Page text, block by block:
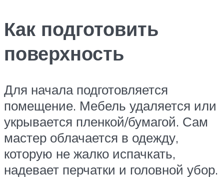
Как подготовить
поверхность
Для начала подготовляется
помещение. Мебель удаляется или
укрывается пленкой/бумагой. Сам
мастер облачается в одежду,
которую не жалко испачкать,
надевает перчатки и головной убор.